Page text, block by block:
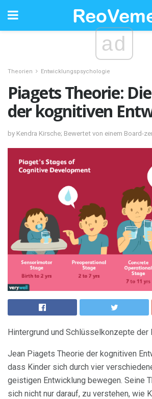
ad
Theorien Entwicklungspsychologie
Piagets Theorie:
der kognitiven
by Kendra Kirsche; Bewertet von einem Board-
Hintergrund und Schlüsselkonzepte der
Jean Piagets Theorie der kognitiven
dass Kinder sich durch vier
geistigen Entwicklung bewegen. Seine
sich nicht nur darauf, zu verstehen, wie